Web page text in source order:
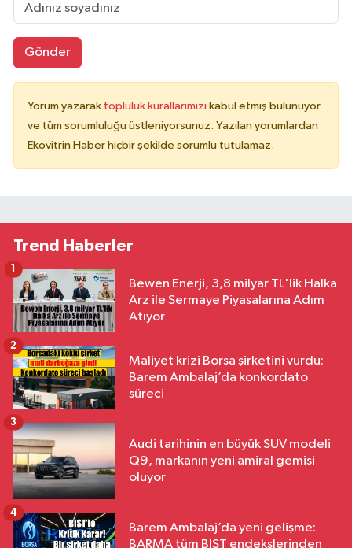
Gönder
Yorum yazarak topluluk kurallarımızı kabul etmiş bulunuyor
ve tüm sorumluluğu üstleniyorsunuz. Yazılan yorumlardan
Ekovitrin Haber hiçbir şekilde sorumlu tutulamaz.
Trend Haberler
Bewen Enerji, 3,8 milyar TL'lik Halka
Arz ile Sermaye Piyasalarına Adım
Atıyor
1
Maliyet krizi Borsa şirketini vurdu:
Barem Ambalaj’da konkordato
süreci
2
Audi tarihinin en büyük SUV modeli
Q9, markanın yeni amiral gemisi
oluyor
3
Barem Ambalaj’da yeni gelişme:
BARMA tüm BIST endekslerinden
4